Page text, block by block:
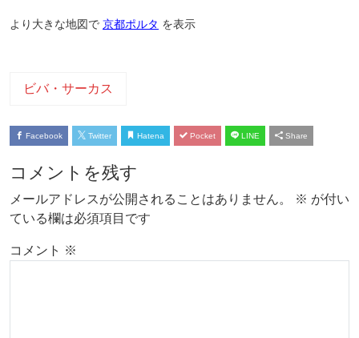
より大きな地図で 京都ポルタ を表示
ビバ・サーカス
Facebook Twitter Hatena Pocket LINE Share
コメントを残す
メールアドレスが公開されることはありません。 ※ が付い
ている欄は必須項目です
コメント ※